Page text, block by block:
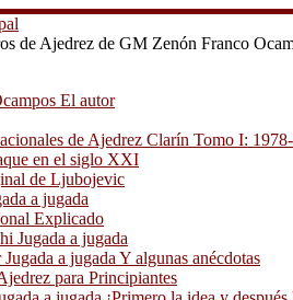
de Ajedrez de GM Zenón Franco
El autor
de Ajedrez Clarín Tomo I:
en el siglo XXI
de Ljubojevic
a jugada
Explicado
Jugada a jugada
a jugada Y algunas anécdotas
para Principiantes